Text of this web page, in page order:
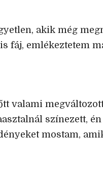
akik még
fáj, emlékeztetem
valami
színezett,
mostam,